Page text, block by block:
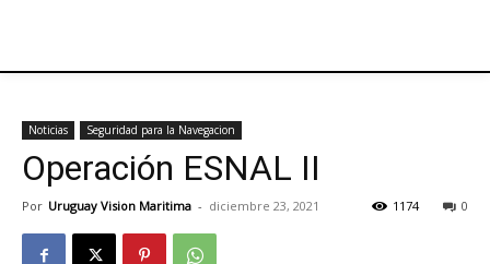
Noticias Seguridad para la Navegacion
Operación ESNAL II
Por Uruguay Vision Maritima - diciembre 23, 2021 0
1174